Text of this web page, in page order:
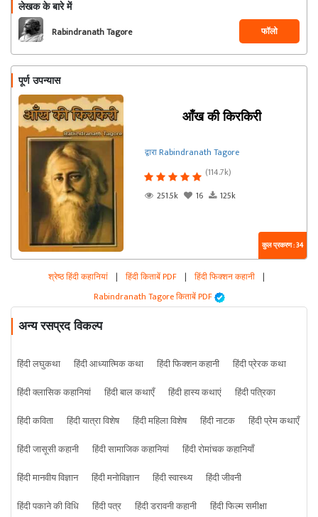
लेखक के बारे में
Rabindranath Tagore फॉलो
पूर्ण उपन्यास
आँख की किरकिरी
द्वारा Rabindranath Tagore
(114.7k)
251.5k
16 125k
कुल प्रकरण : 34
श्रेष्ठ हिंदी कहानियां | हिंदी किताबें PDF | हिंदी फिक्शन कहानी |
Rabindranath Tagore किताबें PDF
अन्य रसप्रद विकल्प
हिंदी लघुकथा हिंदी आध्यात्मिक कथा हिंदी फिक्शन कहानी
हिंदी प्रेरक कथा
हिंदी क्लासिक कहानियां
हिंदी बाल कथाएँ हिंदी हास्य कथाएं
हिंदी पत्रिका
हिंदी कविता
हिंदी यात्रा विशेष हिंदी महिला विशेष हिंदी नाटक
हिंदी प्रेम कथाएँ
हिंदी जासूसी कहानी
हिंदी सामाजिक कहानियां
हिंदी रोमांचक कहानियाँ
हिंदी मानवीय विज्ञान
हिंदी मनोविज्ञान हिंदी स्वास्थ्य
हिंदी जीवनी
हिंदी पकाने की विधि
हिंदी पत्र हिंदी डरावनी कहानी हिंदी फिल्म समीक्षा